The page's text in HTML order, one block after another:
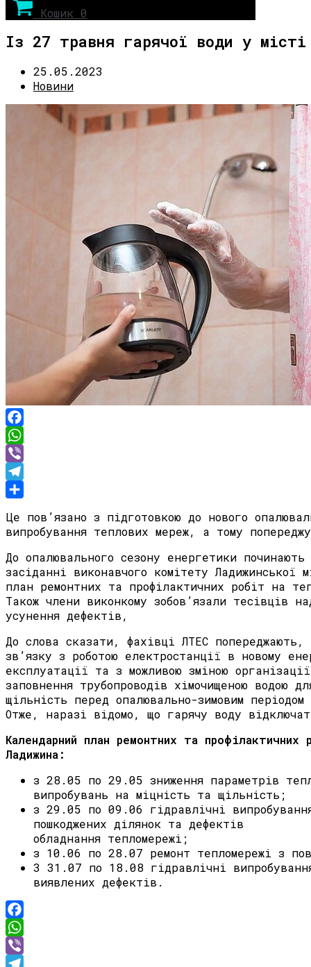
Кошик 0
Із 27 травня гарячої води у
25.05.2023
Новини
Facebook
WhatsApp
Viber
Telegram
Це пов’язано з підготовкою до нового
випробування теплових мереж, а тому
До опалювального сезону енергетики
засіданні виконавчого комітету Ладижинської
план ремонтних та профілактичних робіт на
Також члени виконкому зобовʼязали тесівців
усунення дефектів,
До слова сказати, фахівці ЛТЕС
звʼязку з роботою електростанції в новому
експлуатації та з можливою зміною
заповнення трубопроводів хімочищеною водою
щільність перед опалювально-зимовим періодом
Отже, наразі відомо, що гарячу воду
Календарний план ремонтних та
Ладижина:
з 28.05 по 29.05 зниження параметрів
випробувань на міцність та щільність;
з 29.05 по 09.06 гідравлічні
пошкоджених ділянок та дефектів
обладнання тепломережі;
з 10.06 по 28.07 ремонт тепломережі з
3 31.07 по 18.08 гідравлічні
виявлених дефектів.
Facebook
WhatsApp
Viber